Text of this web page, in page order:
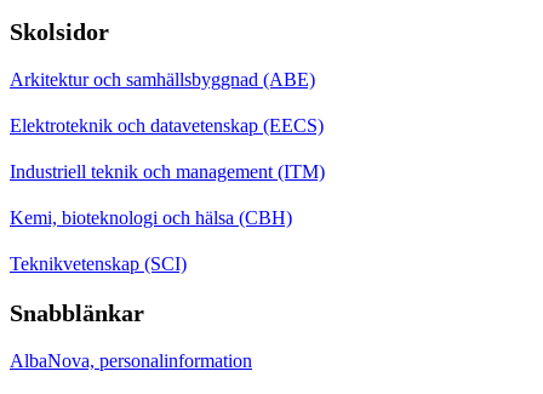
Skolsidor
Arkitektur och samhällsbyggnad (ABE)
Elektroteknik och datavetenskap (EECS)
Industriell teknik och management (ITM)
Kemi, bioteknologi och hälsa (CBH)
Teknikvetenskap (SCI)
Snabblänkar
AlbaNova, personalinformation